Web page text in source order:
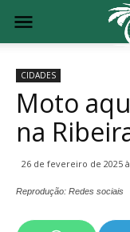
CIDADES
Moto
na
26 de fevereiro de 2025
Reprodução: Redes sociais